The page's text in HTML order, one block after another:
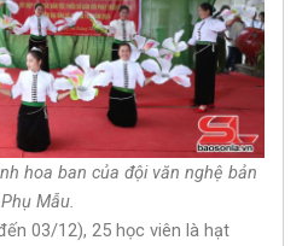
hoa ban của đội văn nghệ bản
Phụ Mẫu.
03/12), 25 học viên là hạt